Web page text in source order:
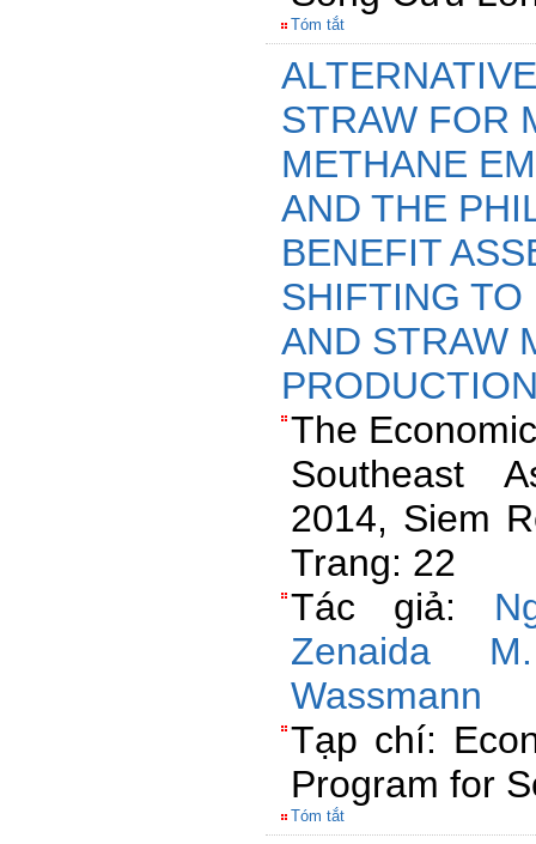
Tóm tắt
STRAW FOR
METHANE
AND THE
BENEFIT
SHIFTING
AND STRAW
The
Southeast
2014, Siem
Trang: 22
Tác giả:
Zenaida
Wassmann
Tạp chí:
Program for
Tóm tắt